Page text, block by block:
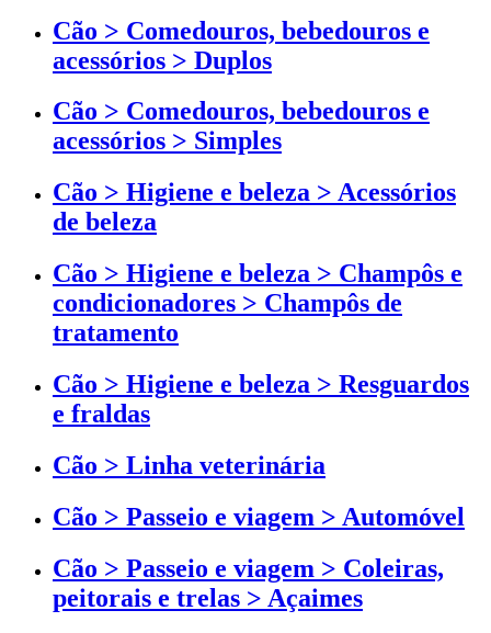
Cão > Comedouros, bebedouros e
acessórios > Duplos
Cão > Comedouros, bebedouros e
acessórios > Simples
Cão > Higiene e beleza > Acessórios
de beleza
Cão > Higiene e beleza > Champôs e
condicionadores > Champôs de
tratamento
Cão > Higiene e beleza > Resguardos
e fraldas
Cão > Linha veterinária
Cão > Passeio e viagem > Automóvel
Cão > Passeio e viagem > Coleiras,
peitorais e trelas > Açaimes